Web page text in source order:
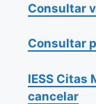
Consultar
Consultar
IESS Citas
cancelar